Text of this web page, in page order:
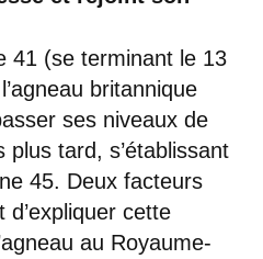
41 (se terminant le 13
britannique
ses niveaux de
tard, s’établissant
45. Deux facteurs
cette
au Royaume-